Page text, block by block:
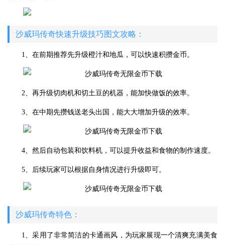
沙威玛传奇快速升级技巧图文攻略：
1、在前期推荐先升级橙汁和地瓜，可以快速积攒金币。
2、再升级切肉机和切土豆的机器，能加快做饭的效率。
3、在中期先攒钱送老头出国，能大大增加升级的效率。
4、然后自动包装和饮料机，可以提升收益和食物的制作速度。
5、后续玩家可以根据自身情况进行升级即可。
沙威玛传奇特色：
1、采用了非常简洁的卡通画风，为玩家展现一个清爽充满美食